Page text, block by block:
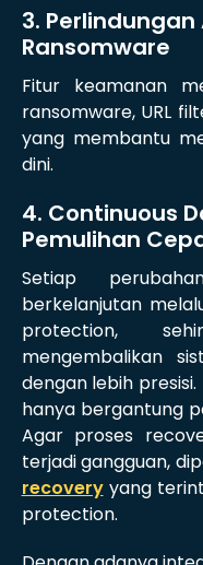
3.
Ransomware
Fitur keamanan
ransomware, URL
yang membantu
dini.
4. Continuous
Pemulihan
Setiap
berkelanjutan
protection,
mengembalikan
dengan lebih
hanya bergantung
Agar proses
terjadi gangguan,
recoveryyang
protection.